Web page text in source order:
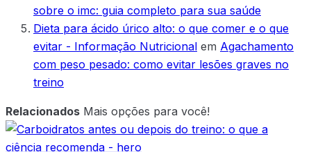
sobre o imc: guia completo para sua saúde
Dieta para ácido úrico alto: o que comer e o que
evitar - Informação Nutricional em Agachamento
com peso pesado: como evitar lesões graves no
treino
Relacionados Mais opções para você!